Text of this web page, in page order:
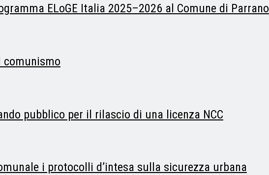
ELoGE Italia 2025–2026 al Comune di Parrano
comunismo
pubblico per il rilascio di una licenza NCC
i protocolli d’intesa sulla sicurezza urbana